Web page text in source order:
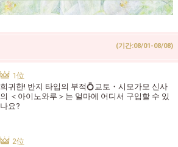
(기간:08/01-08/08)
희귀한! 반지 타입의 부적💍교토・시모가모 신사
의 ＜아이노와루＞는 얼마에 어디서 구입할 수 있
나요?